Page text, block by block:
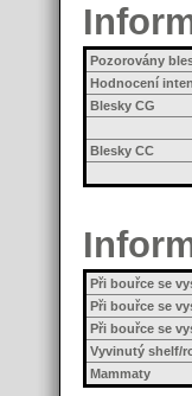
Pozorovány
Hodnocení
Blesky CG
Blesky CC
Při bouřce se
Při bouřce se
Při bouřce se
Vyvinutý shelf/
Mammaty